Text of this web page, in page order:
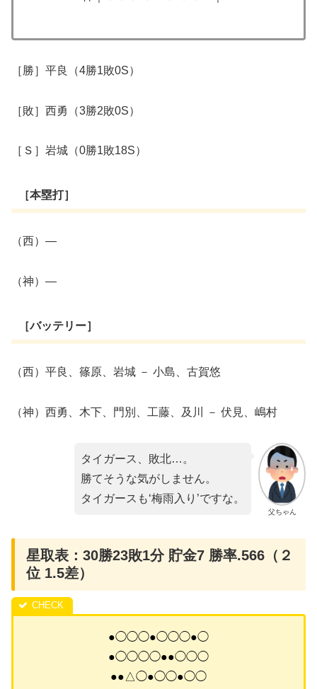
［勝］平良（4勝1敗0S）
［敗］西勇（3勝2敗0S）
［Ｓ］岩城（0勝1敗18S）
［本塁打］
（西）―
（神）―
［バッテリー］
（西）平良、篠原、岩城 － 小島、古賀悠
（神）西勇、木下、門別、工藤、及川 － 伏見、嶋村
父ちゃん
タイガース、敗北…。
勝てそうな気がしません。
タイガースも‘梅雨入り’ですな。
星取表：30勝23敗1分 貯金7 勝率.566（２
位 1.5差）
●◯◯◯●◯◯◯●◯
●◯◯◯◯●●◯◯◯
●●△◯●◯◯●◯◯